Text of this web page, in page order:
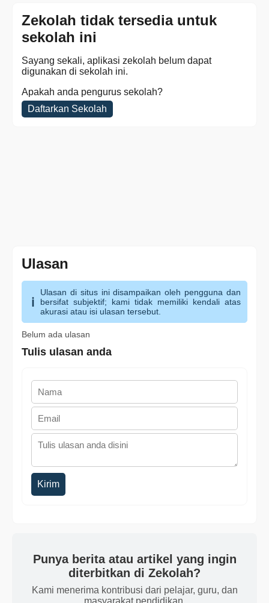
Zekolah tidak tersedia untuk
sekolah ini
Sayang sekali, aplikasi zekolah belum dapat
digunakan di sekolah ini.
Apakah anda pengurus sekolah?
Daftarkan Sekolah
Ulasan
Ulasan di situs ini disampaikan oleh pengguna dan
bersifat subjektif; kami tidak memiliki kendali atas
akurasi atau isi ulasan tersebut.
Belum ada ulasan
Tulis ulasan anda
Kirim
Punya berita atau artikel yang ingin
diterbitkan di Zekolah?
Kami menerima kontribusi dari pelajar, guru, dan